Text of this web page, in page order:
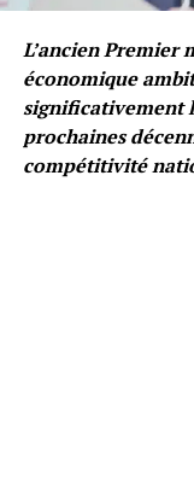
L’ancien Premier
économique
significativement
prochaines
compétitivité